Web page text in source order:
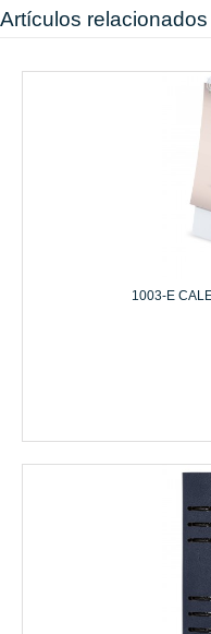
Artículos relacionados
1003-E